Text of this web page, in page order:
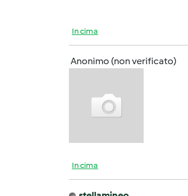
In cima
Anonimo (non verificato)
In cima